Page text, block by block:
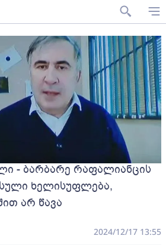
- ბარბარე რაფალიანცის
ხელისუფლება,
არ წავა
2024/12/17 13:55